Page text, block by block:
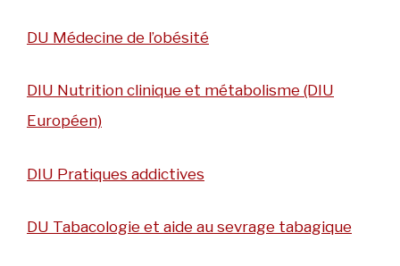
DU Médecine de l’obésité
DIU Nutrition clinique et métabolisme (DIU
Européen)
DIU Pratiques addictives
DU Tabacologie et aide au sevrage tabagique